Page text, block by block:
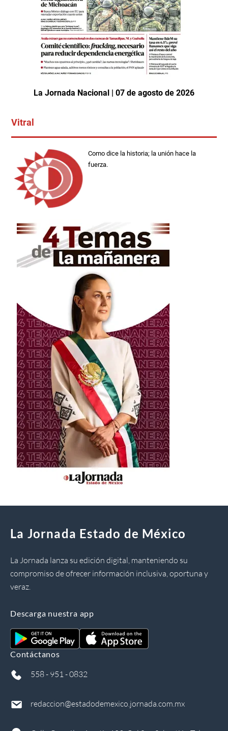
La Jornada Nacional | 07 de agosto de 2026
Vitral
Como dice la historia; la unión hace la
fuerza.
La Jornada Estado de México
La Jornada lanza su edición digital, manteniendo su
compromiso de ofrecer información inclusiva, oportuna y
veraz.
Descarga nuestra app
Contáctanos
558 - 951 - 0832
redaccion@estadodemexico.jornada.com.mx